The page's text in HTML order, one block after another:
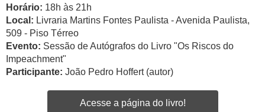
Horário: 18h às 21h
Local: Livraria Martins Fontes Paulista - Avenida Paulista,
509 - Piso Térreo
Evento: Sessão de Autógrafos do Livro "Os Riscos do
Impeachment"
Participante: João Pedro Hoffert (autor)
Acesse a página do livro!